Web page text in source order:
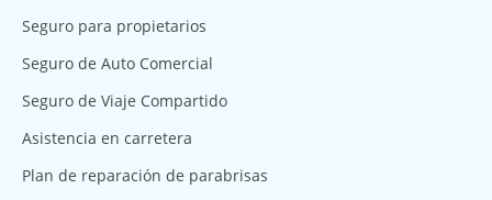
Seguro para propietarios
Seguro de Auto Comercial
Seguro de Viaje Compartido
Asistencia en carretera
Plan de reparación de parabrisas